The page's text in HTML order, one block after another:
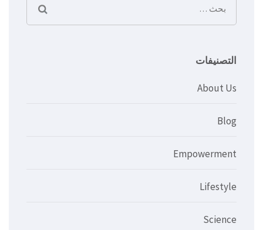
البحث
عن:
التصنيفات
About Us
Blog
Empowerment
Lifestyle
Science